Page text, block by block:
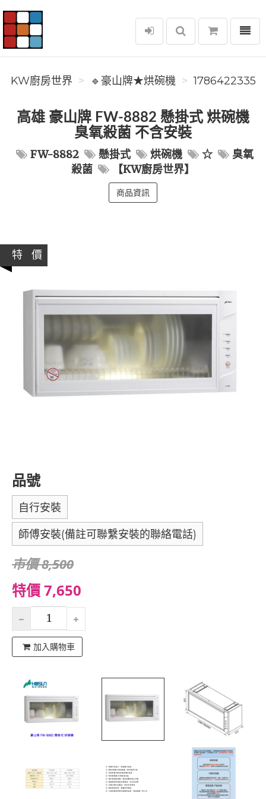
KW廚房世界
選單
KW廚房世界 🔹豪山牌★烘碗機 1786422335
高雄 豪山牌 FW-8882 懸掛式 烘碗機
臭氧殺菌 不含安裝
FW-8882 懸掛式 烘碗機 ☆
臭氧
殺菌
【KW廚房世界】
商品資訊
特 價
品號
自行安裝
師傅安裝(備註可聯繫安裝的聯絡電話)
市價 8,500
特價 7,650
加入購物車